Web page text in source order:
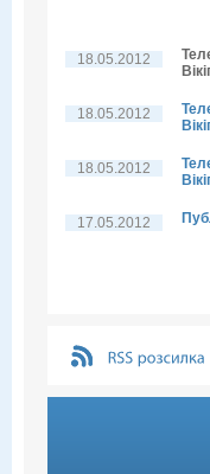
18.05.2012
18.05.2012
18.05.2012
17.05.2012